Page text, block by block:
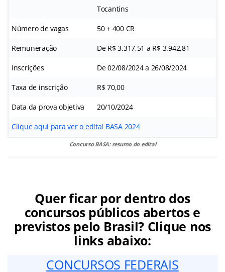
Tocantins
Número de vagas 50 + 400 CR
Remuneração De R$ 3.317,51 a R$ 3.942,81
Inscrições De 02/08/2024 a 26/08/2024
Taxa de inscrição R$ 70,00
Data da prova objetiva 20/10/2024
Clique aqui para ver o edital BASA 2024
Concurso BASA: resumo do edital
Quer ficar por dentro dos
concursos públicos abertos e
previstos pelo Brasil? Clique nos
links abaixo:
CONCURSOS FEDERAIS